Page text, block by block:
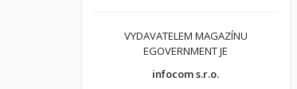
VYDAVATELEM MAGAZÍNU
EGOVERNMENT JE
infocom s.r.o.